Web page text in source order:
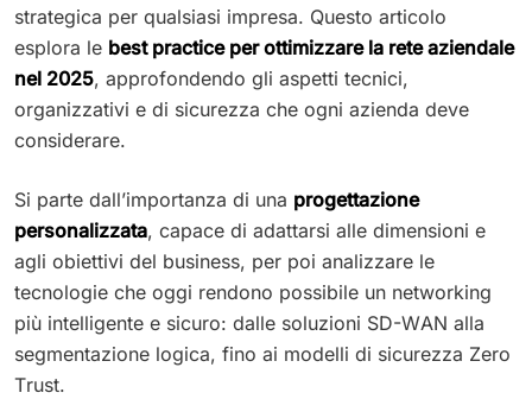
strategica per qualsiasi impresa. Questo articolo
esplora le best practice per ottimizzare la rete aziendale
nel 2025, approfondendo gli aspetti tecnici,
organizzativi e di sicurezza che ogni azienda deve
considerare.
Si parte dall’importanza di una progettazione
personalizzata, capace di adattarsi alle dimensioni e
agli obiettivi del business, per poi analizzare le
tecnologie che oggi rendono possibile un networking
più intelligente e sicuro: dalle soluzioni SD-WAN alla
segmentazione logica, fino ai modelli di sicurezza Zero
Trust.